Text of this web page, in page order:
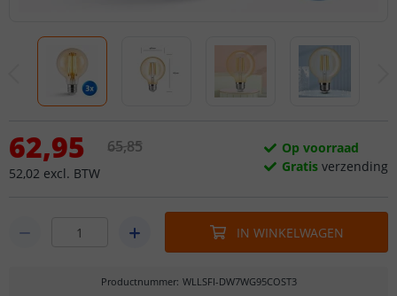
62,95
52,02 excl. BTW
65,85
Op voorraad
Gratis verzending
IN WINKELWAGEN
Productnummer: WLLSFI-DW7WG95COST3